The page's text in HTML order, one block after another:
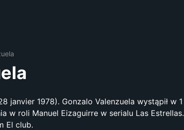
janvier 1978). Gonzalo Valenzuela wystąpił w 1
w roli Manuel Eizaguirre w serialu Las Estrellas.
El club.